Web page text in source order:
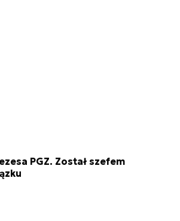
PGZ. Został szefem